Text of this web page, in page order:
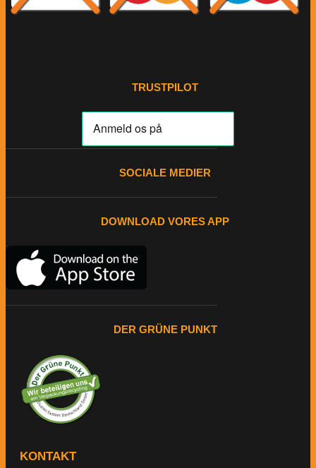
TRUSTPILOT
SOCIALE MEDIER
DOWNLOAD VORES APP
DER GRÜNE PUNKT
KONTAKT